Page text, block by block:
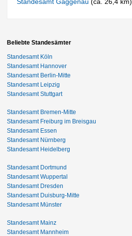
Beliebte Standesämter
Standesamt Köln
Standesamt Hannover
Standesamt Berlin-Mitte
Standesamt Leipzig
Standesamt Stuttgart
Standesamt Bremen-Mitte
Standesamt Freiburg im Breisgau
Standesamt Essen
Standesamt Nürnberg
Standesamt Heidelberg
Standesamt Dortmund
Standesamt Wuppertal
Standesamt Dresden
Standesamt Duisburg-Mitte
Standesamt Münster
Standesamt Mainz
Standesamt Mannheim